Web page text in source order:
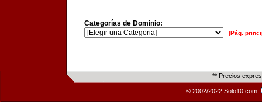
Categorías de Dominio:
[Pág.
** Precios
© 2002/2022 Solo10.com